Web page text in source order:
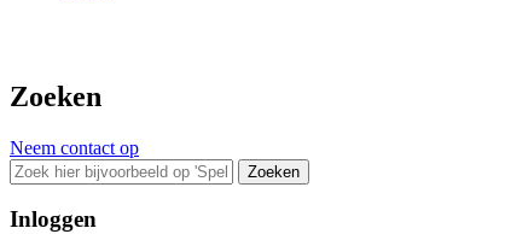
Zoeken
Neem contact op
Zoeken
Inloggen